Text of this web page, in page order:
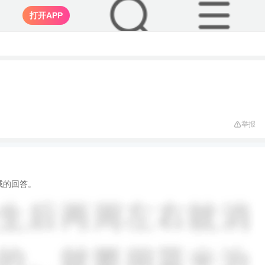
打开APP
举报
回答。